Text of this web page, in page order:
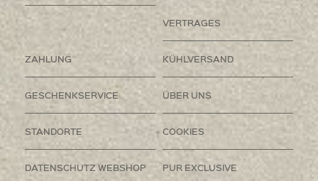
VERTRAGES
ZAHLUNG KÜHLVERSAND
GESCHENKSERVICE ÜBER UNS
STANDORTE COOKIES
DATENSCHUTZ WEBSHOP PUR EXCLUSIVE